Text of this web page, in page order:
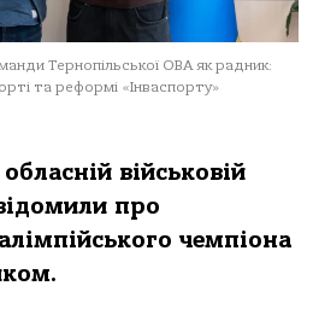
Тернопільської ОВА як радник:
та реформі «Інваспорту»
військовій
про
чемпіона